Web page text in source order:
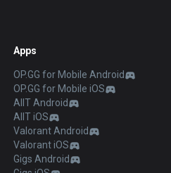
Apps
OP.GG for Mobile Android
OP.GG for Mobile iOS
AllT Android
AllT iOS
Valorant Android
Valorant iOS
Gigs Android